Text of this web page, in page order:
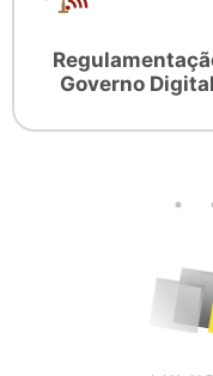
Governo Digital